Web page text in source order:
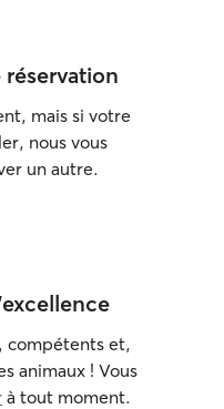
mais si votre
nous vous
un autre.
compétents et,
animaux ! Vous
à tout moment.